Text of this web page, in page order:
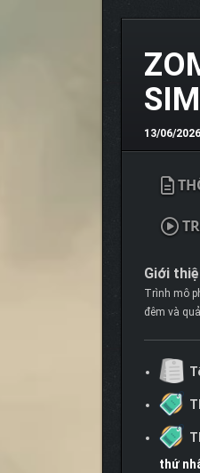
13/06/2026
Giới
Trình mô
đêm và
thứ